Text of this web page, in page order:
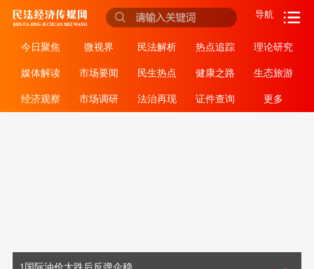
导航
今日聚焦 微视界 民法解析 热点追踪 理论研究
媒体解读 市场要闻 民生热点 健康之路 生态旅游
经济观察 市场调研 法治再现 证件查询 更多